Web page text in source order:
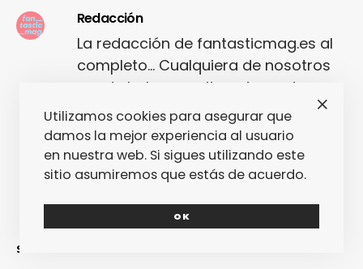
Redacción
La redacción de fantasticmag.es al
completo... Cualquiera de nosotros
puede haber escrito este post, pero
seguro que el que lo ha escrito lo ha
hecho con mucho amor.
SINCERAMENTE
Utilizamos cookies para asegurar que
damos la mejor experiencia al usuario
en nuestra web. Si sigues utilizando este
sitio asumiremos que estás de acuerdo.
OK